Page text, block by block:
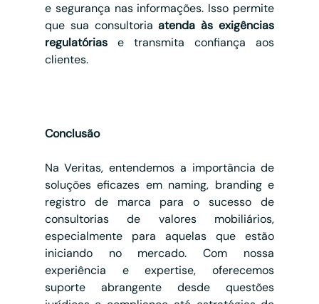
e segurança nas informações. Isso permite
que sua consultoria atenda às exigências
regulatórias e transmita confiança aos
clientes.
Conclusão
Na Veritas, entendemos a importância de
soluções eficazes em naming, branding e
registro de marca para o sucesso de
consultorias de valores mobiliários,
especialmente para aquelas que estão
iniciando no mercado. Com nossa
experiência e expertise, oferecemos
suporte abrangente desde questões